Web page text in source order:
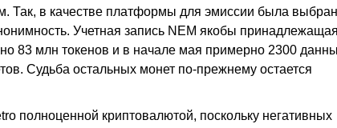
Так, в качестве платформы для эмиссии была
Учетная запись NEM якобы принадлежащая
83 млн токенов и в начале мая примерно 2300
Судьба остальных монет по-прежнему остается
полноценной криптовалютой, поскольку негативных